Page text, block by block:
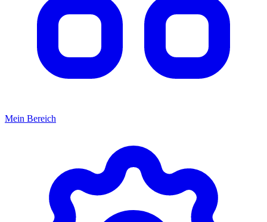
Mein Bereich